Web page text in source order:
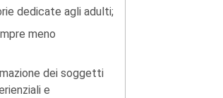
dedicate agli adulti;
meno
dei soggetti
e